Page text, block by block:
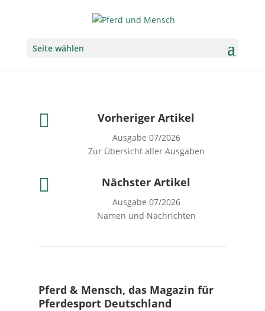
Seite wählen
 Vorheriger Artikel
Ausgabe 07/2026
Zur Übersicht aller Ausgaben
 Nächster Artikel
Ausgabe 07/2026
Namen und Nachrichten
Pferd & Mensch, das Magazin für
Pferdesport Deutschland